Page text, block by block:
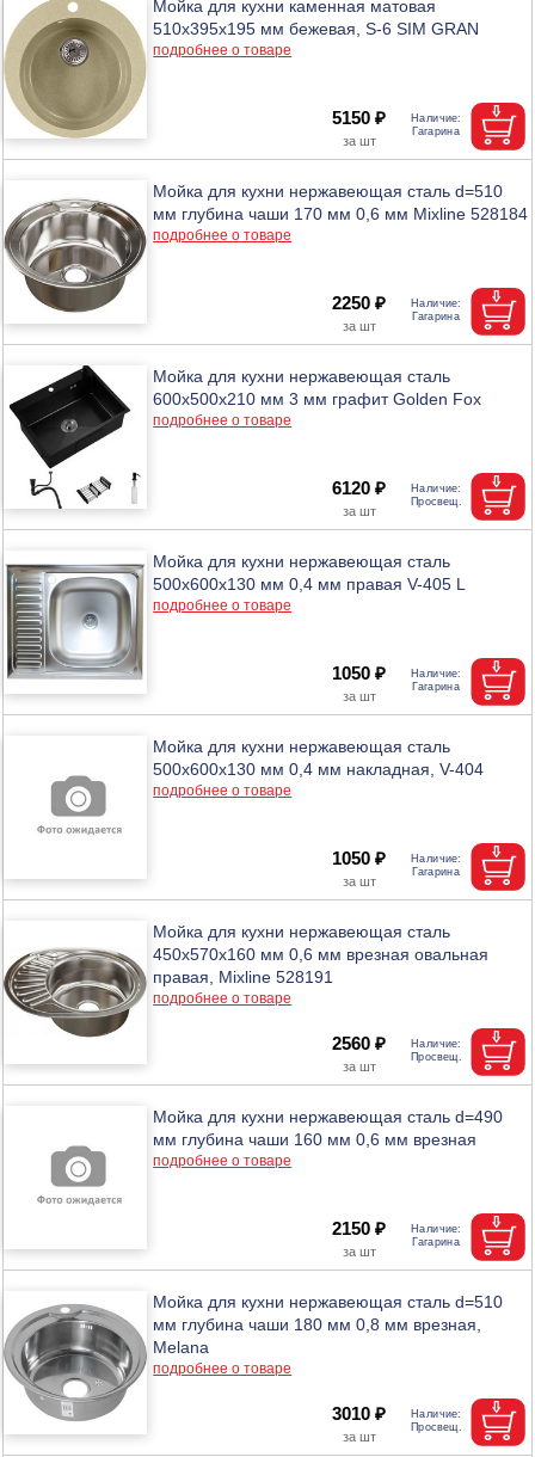
Мойка для кухни каменная матовая
510x395x195 мм бежевая, S-6 SIM GRAN
подробнее о товаре
5150 ₽
Мойка для кухни нержавеющая сталь d=510
мм глубина чаши 170 мм 0,6 мм Mixline 528184
подробнее о товаре
2250 ₽
Мойка для кухни нержавеющая сталь
600х500х210 мм 3 мм графит Golden Fox
подробнее о товаре
6120 ₽
Мойка для кухни нержавеющая сталь
500х600х130 мм 0,4 мм правая V-405 L
подробнее о товаре
1050 ₽
Мойка для кухни нержавеющая сталь
500х600х130 мм 0,4 мм накладная, V-404
подробнее о товаре
1050 ₽
Мойка для кухни нержавеющая сталь
450х570х160 мм 0,6 мм врезная овальная
правая, Mixline 528191
подробнее о товаре
2560 ₽
Мойка для кухни нержавеющая сталь d=490
мм глубина чаши 160 мм 0,6 мм врезная
подробнее о товаре
2150 ₽
Мойка для кухни нержавеющая сталь d=510
мм глубина чаши 180 мм 0,8 мм врезная,
Melana
подробнее о товаре
3010 ₽